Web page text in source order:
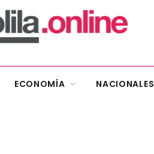
ECONOMÍA NACIONALES